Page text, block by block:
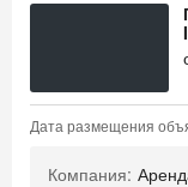
Дата размещения
Компания: